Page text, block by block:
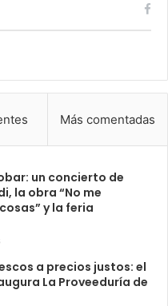
Más comentadas
un concierto de
la obra “No me
y la feria
a precios justos: el
La Proveeduría de